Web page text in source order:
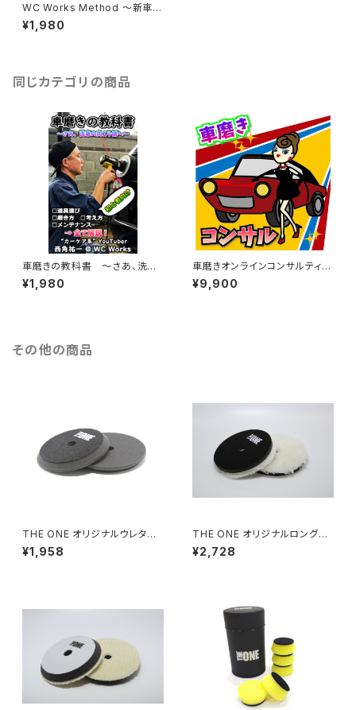
WC Works Method ～新車の
まま乗り続ける洗車術～
¥1,980
同じカテゴリの商品
車磨きの教科書 ～さあ、洗車
の向こう側へ～
¥1,980
車磨きオンラインコンサルティン
グ
¥9,900
その他の商品
THE ONE オリジナルウレタン
バフブラック
¥1,958
THE ONE オリジナルロングウ
ールバフ130
¥2,728